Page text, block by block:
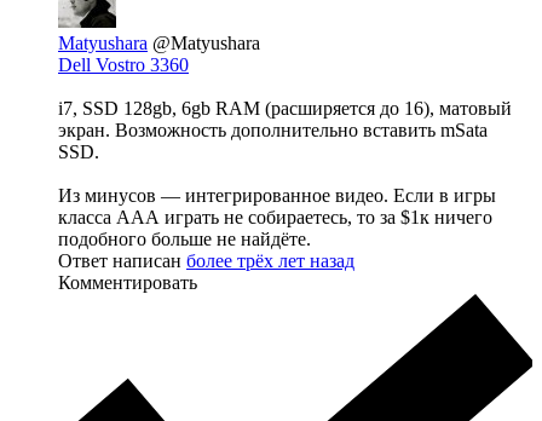
Matyushara @Matyushara
Dell Vostro 3360
i7, SSD 128gb, 6gb RAM (расширяется до 16), матовый
экран. Возможность дополнительно вставить mSata
SSD.
Из минусов — интегрированное видео. Если в игры
класса ААА играть не собираетесь, то за $1к ничего
подобного больше не найдёте.
Ответ написан более трёх лет назад
Комментировать